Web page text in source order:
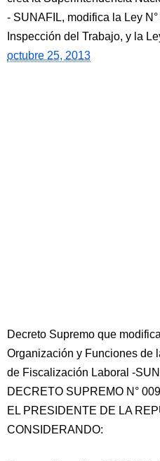
- SUNAFIL, modifica la Ley
Inspección del Trabajo, y la
octubre 25, 2013
Decreto Supremo que
Organización y Funciones de
de Fiscalización Laboral -
DECRETO SUPREMO N°
EL PRESIDENTE DE LA
CONSIDERANDO: